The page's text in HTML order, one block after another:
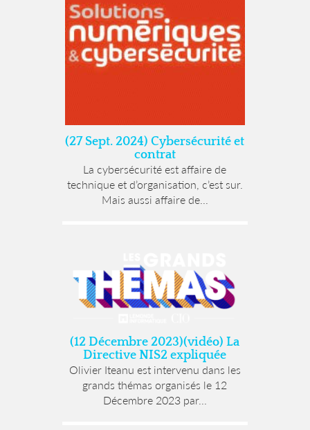
(27 Sept. 2024) Cybersécurité et
contrat
La cybersécurité est affaire de
technique et d’organisation, c’est sur.
Mais aussi affaire de...
(12 Décembre 2023)(vidéo) La
Directive NIS2 expliquée
Olivier Iteanu est intervenu dans les
grands thémas organisés le 12
Décembre 2023 par...